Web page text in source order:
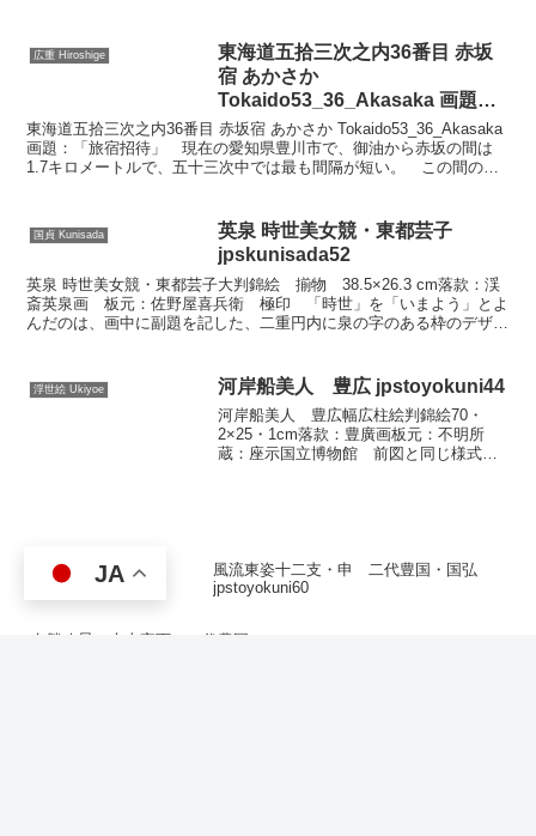
広重 Hiroshige
東海道五拾三次之内36番目 赤坂
宿 あかさか
Tokaido53_36_Akasaka 画題：
「旅宿招待」 wpfto5336
東海道五拾三次之内36番目 赤坂宿 あかさか Tokaido53_36_Akasaka
画題：「旅宿招待」 現在の愛知県豊川市で、御油から赤坂の間は
1.7キロメートルで、五十三次中では最も間隔が短い。 この間の街
国貞 Kunisada
英泉 時世美女競・東都芸子
jpskunisada52
英泉 時世美女競・東都芸子大判錦絵 揃物 38.5×26.3 cm落款：渓
斎英泉画 板元：佐野屋喜兵衛 極印 「時世」を「いまよう」とよ
んだのは、画中に副題を記した、二重円内に泉の字のある枠のデザイ
浮世絵 Ukiyoe 河岸船美人 豊広 jpstoyokuni44
河岸船美人 豊広幅広柱絵判錦絵70・
2×25・1cm落款：豊廣画板元：不明所
蔵：座示国立博物館 前図と同じ様式の
風流東姿十二支・申 二代豊国・国弘
jpstoyokuni60
名勝八景・大山夜雨 二代豊国
JA